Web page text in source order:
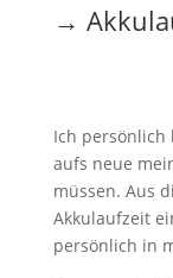
→
Ich persönlich
aufs neue
müssen. Aus
Akkulaufzeit
persönlich in